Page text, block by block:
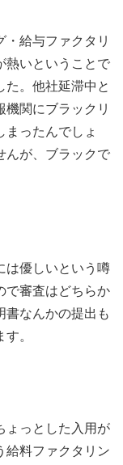
・給与ファクタリ
熱いということで
た。他社延滞中と
関にブラックリ
まったんでしょ
んが、ブラックで
は優しいという噂
で審査はどちらか
書なんかの提出も
。
ょっとした入用が
給料ファクタリン